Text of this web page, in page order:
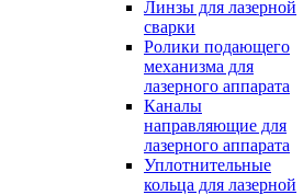
Линзы для лазерной
сварки
Ролики подающего
механизма для
лазерного аппарата
Каналы
направляющие для
лазерного аппарата
Уплотнительные
кольца для лазерной